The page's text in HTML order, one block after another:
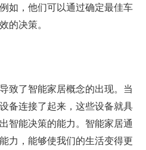
如，他们可以通过确定最佳车
的决策。
致了智能家居概念的出现。当
备连接了起来，这些设备就具
智能决策的能力。智能家居通
力，能够使我们的生活变得更